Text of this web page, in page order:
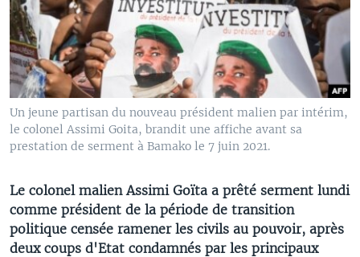
Un jeune partisan du nouveau président malien par intérim,
le colonel Assimi Goita, brandit une affiche avant sa
prestation de serment à Bamako le 7 juin 2021.
Le colonel malien Assimi Goïta a prêté serment lundi
comme président de la période de transition
politique censée ramener les civils au pouvoir, après
deux coups d'Etat condamnés par les principaux